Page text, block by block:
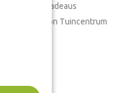
cadeaus
Cadeaubon Tuincentrum